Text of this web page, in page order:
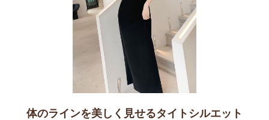
体のラインを美しく見せるタイトシルエット